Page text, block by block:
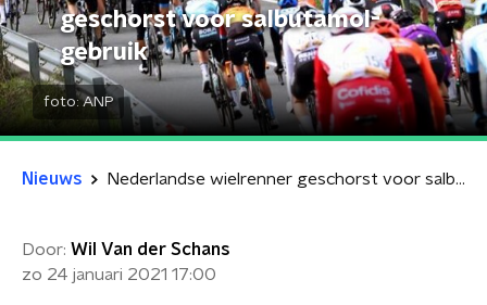
geschorst voor salbutamol-
gebruik
foto:ANP
Nieuws Nederlandse wielrenner geschorst voor salbutamol-gebruik
Door: Wil Van der Schans
zo 24 januari 2021 17:00